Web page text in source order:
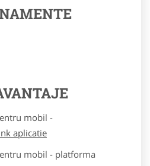
mobil -
aplicatie
mobil - platforma